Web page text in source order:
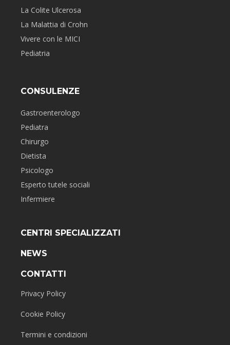
La Colite Ulcerosa
La Malattia di Crohn
Vivere con le MICI
Pediatria
CONSULENZE
Gastroenterologo
Pediatra
Chirurgo
Dietista
Psicologo
Esperto tutele sociali
Infermiere
CENTRI SPECIALIZZATI
NEWS
CONTATTI
Privacy Policy
Cookie Policy
Termini e condizioni